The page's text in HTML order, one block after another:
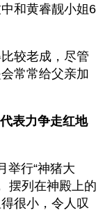
和黄睿靓小姐6
较老成，尽管
常常给父亲加
表力争走红地
举行“神猪大
摆列在神殿上的
很小，令人叹